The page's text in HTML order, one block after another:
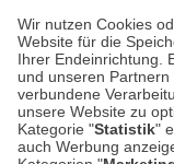
Wir nutzen Cookies
Website für die
Ihrer Endeinrichtung.
und unseren Partnern
verbundene
unsere Website zu
Kategorie "Statistik"
auch Werbung